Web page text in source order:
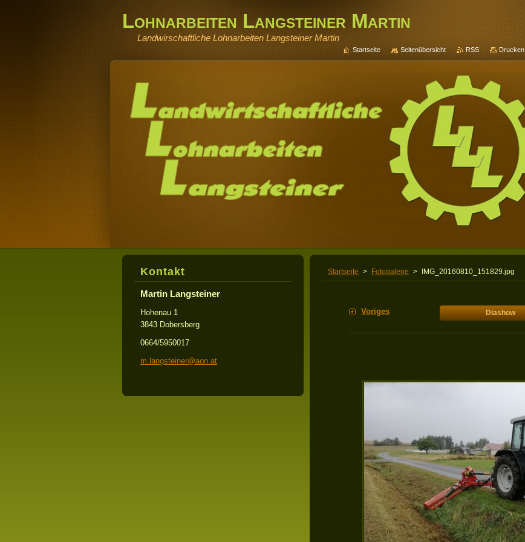
Lohnarbeiten Langsteiner Martin
Landwirschaftliche Lohnarbeiten Langsteiner Martin
Startseite > Fotogalerie > IMG_20160810_151829.jpg
Voriges Diashow
Kontakt
Martin Langsteiner
Hohenau 1
3843 Dobersberg
0664/5950017
m.langsteiner@aon.at
Startseite Seitenübersicht RSS Drucken